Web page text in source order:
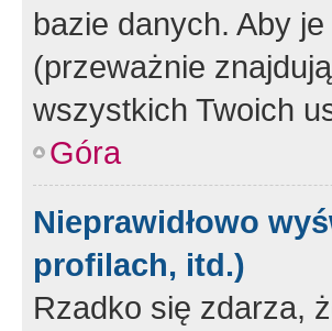
bazie danych. Aby
(przeważnie
wszystkich Twoich
Góra
Nieprawidłowo
profilach, itd.)
Rzadko się zdarza,